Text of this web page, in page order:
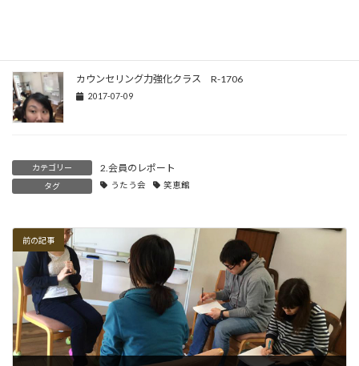
カウンセリング力強化クラス R-1706
2017-07-09
カテゴリー 2.会員のレポート
タグ うたう会 笑恵館
前の記事